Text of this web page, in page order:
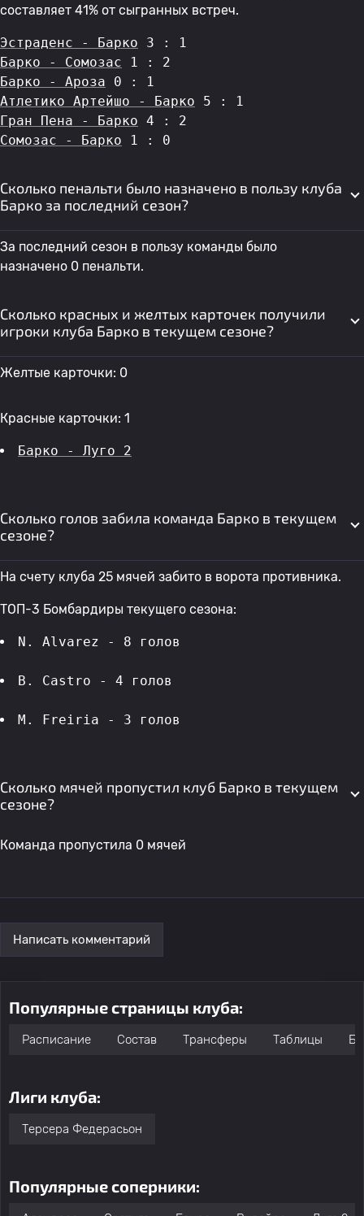
составляет 41% от сыгранных встреч.
Эстраденс - Барко 3 : 1
Барко - Сомозас 1 : 2
Барко - Ароза 0 : 1
Атлетико Артейшо - Барко 5 : 1
Гран Пена - Барко 4 : 2
Сомозас - Барко 1 : 0
Сколько пенальти было назначено в пользу клуба
Барко за последний сезон?
За последний сезон в пользу команды было
назначено 0 пенальти.
Сколько красных и желтых карточек получили
игроки клуба Барко в текущем сезоне?
Желтые карточки: 0
Красные карточки: 1
Барко - Луго 2
Сколько голов забила команда Барко в текущем
сезоне?
На счету клуба 25 мячей забито в ворота противника.
ТОП-3 Бомбардиры текущего сезона:
N. Alvarez - 8 голов
B. Castro - 4 голов
M. Freiria - 3 голов
Сколько мячей пропустил клуб Барко в текущем
сезоне?
Команда пропустила 0 мячей
Написать комментарий
Популярные страницы клуба:
Расписание Состав Трансферы Таблицы
Лиги клуба:
Терсера Федерасьон
Популярные соперники: